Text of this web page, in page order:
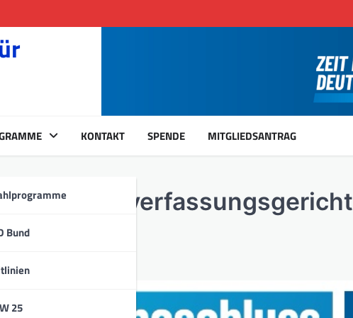
Bund
25
KONTAKT SPENDE MITGLIEDSANTRAG
Bundesverfassungsgericht